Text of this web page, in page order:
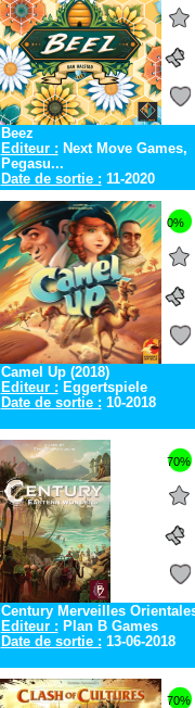
Beez
Editeur : Next Move Games,
Pegasu...
Date de sortie : 11-2020
0%
Camel Up (2018)
Editeur : Eggertspiele
Date de sortie : 10-2018
70%
Century Merveilles
Editeur : Plan B Games
Date de sortie : 13-06-2018
70%